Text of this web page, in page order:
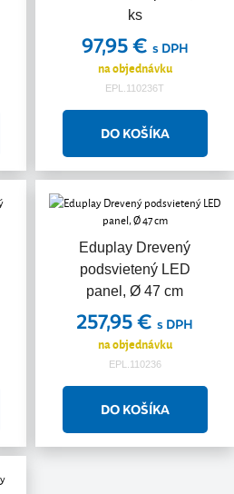
ks
97,95 € s DPH
na objednávku
EPL.110236T
Eduplay Drevený
podsvietený LED
panel, Ø 47 cm
257,95 € s DPH
na objednávku
EPL.110236